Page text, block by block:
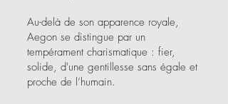
Au-delà de son apparence royale,
Aegon se distingue par un
tempérament charismatique : fier,
solide, d'une gentillesse sans égale et
proche de l’humain.